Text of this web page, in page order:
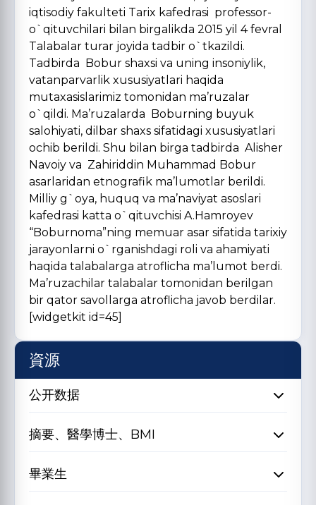
iqtisodiy fakulteti Tarix kafedrasi professor-
o`qituvchilari bilan birgalikda 2015 yil 4 fevral
Talabalar turar joyida tadbir o`tkazildi.
Tadbirda Bobur shaxsi va uning insoniylik,
vatanparvarlik xususiyatlari haqida
mutaxasislarimiz tomonidan ma’ruzalar
o`qildi. Ma’ruzalarda Boburning buyuk
salohiyati, dilbar shaxs sifatidagi xususiyatlari
ochib berildi. Shu bilan birga tadbirda Alisher
Navoiy va Zahiriddin Muhammad Bobur
asarlaridan etnografik ma’lumotlar berildi.
Milliy g`oya, huquq va ma’naviyat asoslari
kafedrasi katta o`qituvchisi A.Hamroyev
“Boburnoma”ning memuar asar sifatida tarixiy
jarayonlarni o`rganishdagi roli va ahamiyati
haqida talabalarga atroflicha ma’lumot berdi.
Ma’ruzachilar talabalar tomonidan berilgan
bir qator savollarga atroflicha javob berdilar.
[widgetkit id=45]
資源
公开数据
摘要、醫學博士、BMI
畢業生